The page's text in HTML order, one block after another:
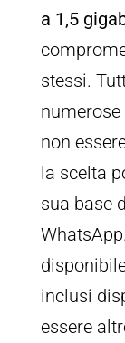
a 1,5
stessi.
non
la scelta
sua base
inclusi
essere